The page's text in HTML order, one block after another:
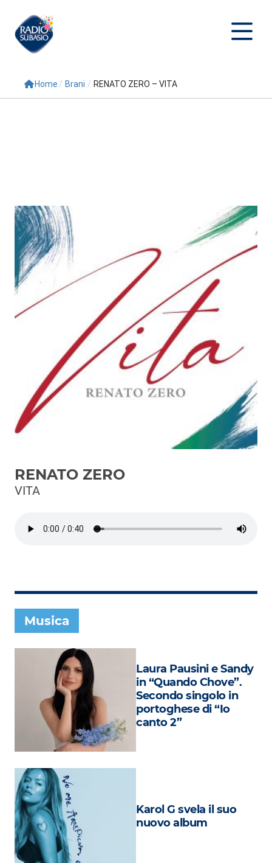
Cerca
Programmi
Conduttori
Repliche
Podcast
3xTe
Interviste
Novità
Subasio Playlist
Web Radio
Radio Subasio +
Radio Suby
Foto
Speciali
Oroscopo
Radio Subasio Music Club
Sanremo 2026
News
Musica
Cultura
Attualità
Costume
Home / Brani / RENATO ZERO – VITA
RENATO ZERO
VITA
Musica
Laura Pausini e Sandy
in “Quando Chove”.
Secondo singolo in
portoghese di “Io
canto 2”
Karol G svela il suo
nuovo album